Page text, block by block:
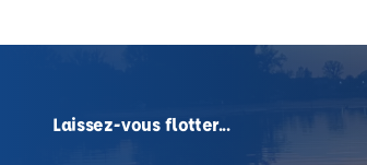
Laissez-vous flotter...